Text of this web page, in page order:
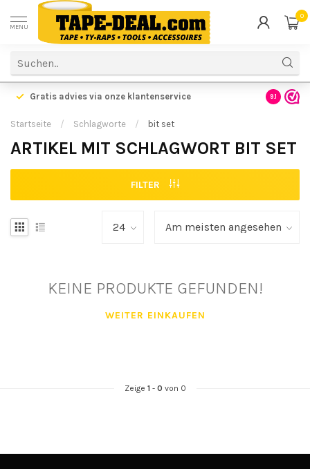
MENU
0
Gratis advies via onze klantenservice 9.1
Startseite / Schlagworte / bit set
ARTIKEL MIT SCHLAGWORT BIT SET
FILTER
KEINE PRODUKTE GEFUNDEN!
WEITER EINKAUFEN
Zeige 1- 0 von 0